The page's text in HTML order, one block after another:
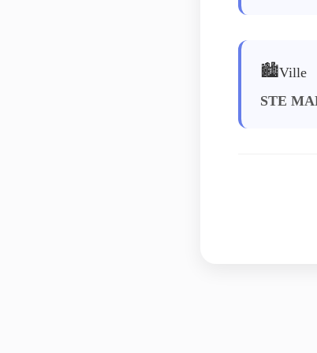
🏙️Ville
STE